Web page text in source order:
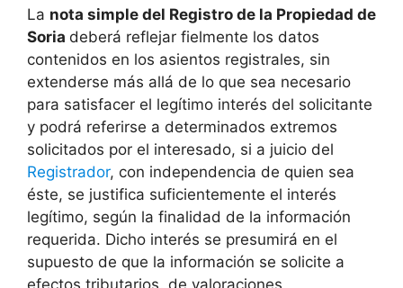
La nota simple del Registro de la Propiedad de
Soria deberá reflejar fielmente los datos
contenidos en los asientos registrales, sin
extenderse más allá de lo que sea necesario
para satisfacer el legítimo interés del solicitante
y podrá referirse a determinados extremos
solicitados por el interesado, si a juicio del
Registrador, con independencia de quien sea
éste, se justifica suficientemente el interés
legítimo, según la finalidad de la información
requerida. Dicho interés se presumirá en el
supuesto de que la información se solicite a